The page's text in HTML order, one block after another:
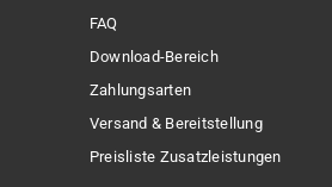
FAQ
Download-Bereich
Zahlungsarten
Versand & Bereitstellung
Preisliste Zusatzleistungen